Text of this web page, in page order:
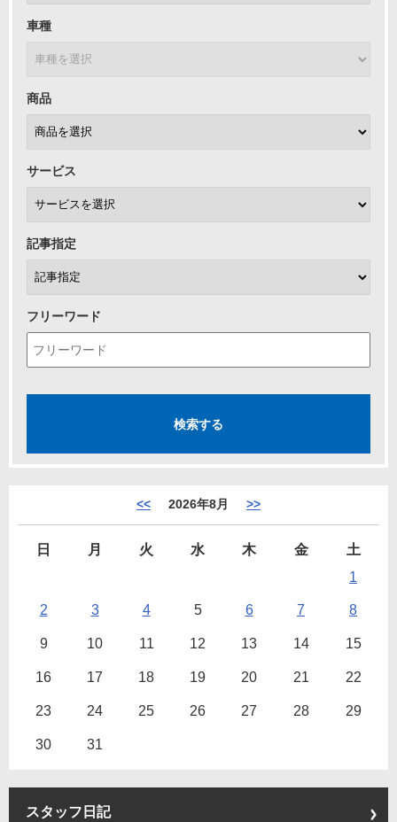
車種
商品
サービス
記事指定
フリーワード
<< 2026年8月 >>
日 月 火 水 木 金
土
1
2 3 4 5 6 7 8
9 10 11 12 13 14 15
16 17 18 19 20 21 22
23 24 25 26 27 28 29
30 31
スタッフ日記